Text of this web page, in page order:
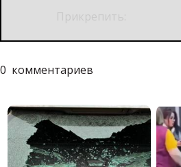
0 комментариев